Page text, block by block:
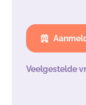
Veelgestelde